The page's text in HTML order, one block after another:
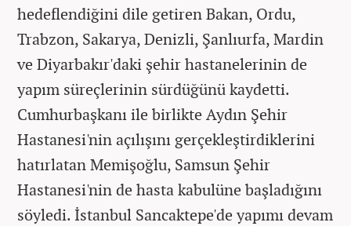
hedeflendiğini dile getiren Bakan, Ordu,
Trabzon, Sakarya, Denizli, Şanlıurfa, Mardin
ve Diyarbakır'daki şehir hastanelerinin de
yapım süreçlerinin sürdüğünü kaydetti.
Cumhurbaşkanı ile birlikte Aydın Şehir
Hastanesi'nin açılışını gerçekleştirdiklerini
hatırlatan Memişoğlu, Samsun Şehir
Hastanesi'nin de hasta kabulüne başladığını
söyledi. İstanbul Sancaktepe'de yapımı devam